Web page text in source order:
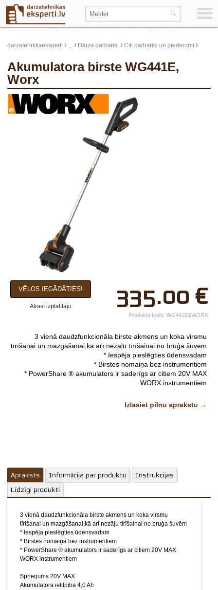
darzatehnikaeksperti › ... › Dārza darbarīki › Citi darbarīki un piederumi ›
Akumulatora birste WG441E,
Worx
×
Jūsu vārds*
Uzņēmuma
tālr.*
E-pasts*
Izvēlieties tuvāko
335.00 €
VĒLOS IEGĀDĀTIES!
Atrast izplatītāju
Produkta kods: WG441E&WORX
3 vienā daudzfunkcionāla birste akmens un koka virsmu
tīrīšanai un mazgāšanai,kā arī nezāļu tīrīšainai no bruģa šuvēm
* Iespēja pieslēgties ūdensvadam
* Birstes nomaiņa bez instrumentiem
* PowerShare ® akumulators ir saderīgs ar citiem 20V MAX
WORX instrumentiem
Spriegums 20V MAX
Akumulatora ietilpība 4,0 Ah
Izlasiet pilnu aprakstu →
Apraksts Informācija par produktu
Instrukcijas
Līdzīgi produkti
3 vienā daudzfunkcionāla birste akmens un koka virsmu
tīrīšanai un mazgāšanai,kā arī nezāļu tīrīšainai no bruģa šuvēm
* Iespēja pieslēgties ūdensvadam
* Birstes nomaiņa bez instrumentiem
* PowerShare ® akumulators ir saderīgs ar citiem 20V MAX
WORX instrumentiem
Spriegums 20V MAX
Akumulatora ietilpība 4,0 Ah